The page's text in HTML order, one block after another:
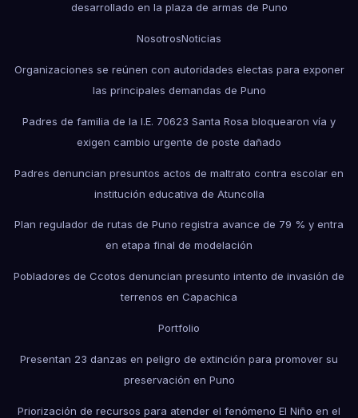
desarrollado en la plaza de armas de Puno
NosotrosNoticias
Organizaciones se reúnen con autoridades electas para exponer
las principales demandas de Puno
Padres de familia de la I.E. 70623 Santa Rosa bloquearon vía y
exigen cambio urgente de poste dañado
Padres denuncian presuntos actos de maltrato contra escolar en
institución educativa de Atuncolla
Plan regulador de rutas de Puno registra avance de 79 % y entra
en etapa final de modelación
Pobladores de Ccotos denuncian presunto intento de invasión de
terrenos en Capachica
Portfolio
Presentan 23 danzas en peligro de extinción para promover su
preservación en Puno
Priorización de recursos para atender el fenómeno El Niño en el